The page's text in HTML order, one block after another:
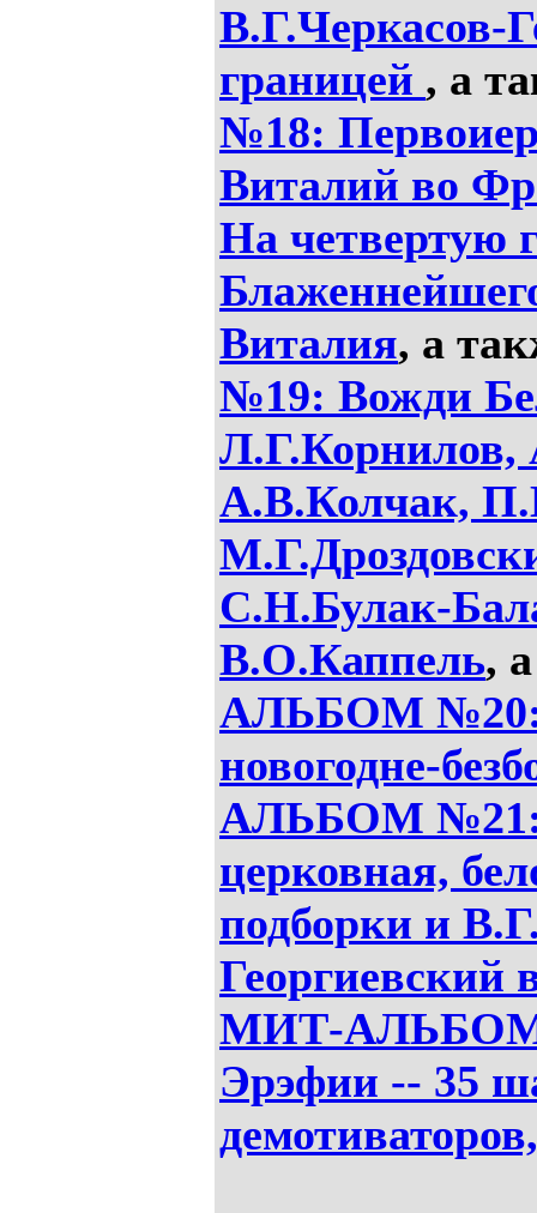
В.Г.Черкасов-
границей , а
№18:
Виталий во
На четвертую
Виталия, а
№19: Вожди
А.В.Колчак,
С.Н.Булак-
В.О.Каппель,
АЛЬБОМ №20:
новогодне-
АЛЬБОМ №21:
церковная,
подборки и
Георгиевский
МИТ-АЛЬБОМ
Эрэфии -- 35